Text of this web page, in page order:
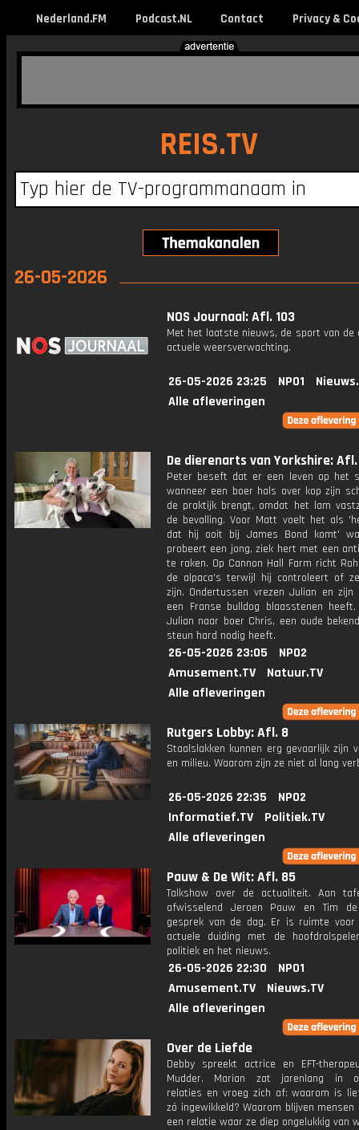
Nederland.FM Podcast.NL Contact Privacy &
REIS.TV
26-05-2026
NOS Journaal: Afl. 103
Met het laatste nieuws, de sport van de
actuele weersverwachting.
26-05-2026 23:25 NPO1
Alle afleveringen
De dierenarts van Yorkshire:
Peter beseft dat er een leven op het
wanneer een boer hals over kop zijn
de praktijk brengt, omdat het lam
de bevalling. Voor Matt voelt het als
dat hij ooit bij James Bond komt'
probeert een jong, ziek hert met een
te raken. Op Cannon Hall Farm richt
de alpaca's terwijl hij controleert of
zijn. Ondertussen vrezen Julian en
een Franse bulldog blaasstenen
Julian naar boer Chris, een oude
steun hard nodig heeft.
26-05-2026 23:05
NPO2
Amusement.TV
Natuur.TV
Alle afleveringen
Rutgers Lobby: Afl. 8
Staalslakken kunnen erg gevaarlijk zijn
en milieu. Waarom zijn ze niet al lang
26-05-2026 22:35
NPO2
Informatief.TV
Politiek.TV
Alle afleveringen
Pauw & De Wit: Afl. 85
Talkshow over de actualiteit. Aan
afwisselend Jeroen Pauw en Tim
gesprek van de dag. Er is ruimte
actuele duiding met de
politiek en het nieuws.
26-05-2026 22:30
NPO1
Amusement.TV
Nieuws.TV
Alle afleveringen
Over de Liefde
Debby spreekt actrice en EFT-
Mudder. Marian zat jarenlang in
relaties en vroeg zich af: waarom is
zó ingewikkeld? Waarom blijven mensen
een relatie waar ze diep ongelukkig van